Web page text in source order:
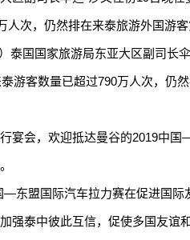
次，仍然排在来泰旅游外国游客
国国家旅游局东亚大区副司长伞
游客数量已超过790万人次，仍
会，欢迎抵达曼谷的2019中国
盟国际汽车拉力赛在促进国际
强泰中彼此互信，促使多国友谊